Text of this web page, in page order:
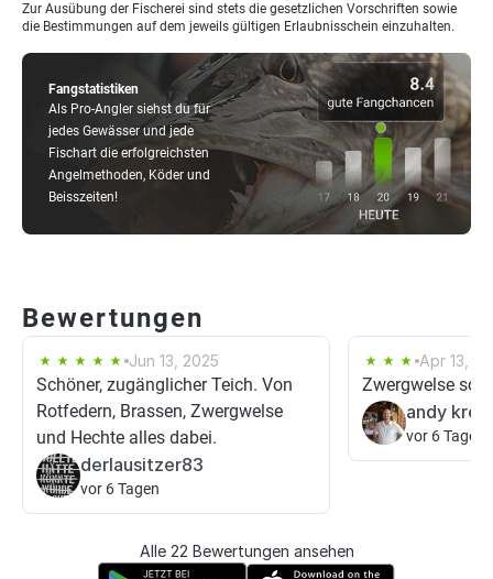
Fangstatistiken
Als Pro-Angler siehst du für
jedes Gewässer und jede
Fischart die erfolgreichsten
Angelmethoden, Köder und
Beisszeiten!
Zur Ausübung der Fischerei sind stets die gesetzlichen Vorschriften sowie
die Bestimmungen auf dem jeweils gültigen Erlaubnisschein einzuhalten.
Bewertungen
Jun 13, 2025
Schöner, zugänglicher Teich. Von
Rotfedern, Brassen, Zwergwelse
und Hechte alles dabei.
derlausitzer83
vor 6 Tagen
Apr 13,
Zwergwelse
andy krell
vor 6 Tagen
Alle 22 Bewertungen ansehen